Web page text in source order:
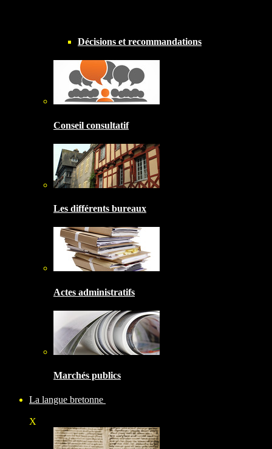
Décisions et recommandations
Conseil consultatif
Les différents bureaux
Actes administratifs
Marchés publics
La langue bretonne
X